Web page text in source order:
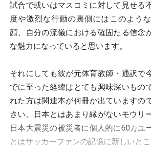
試合で或いはマスコミに対して見せる
度や激烈な行動の裏側にはこのよう
顔、自分の流儀における確固たる信念
な魅力になっていると思います。
それにしても彼が元体育教師・通訳で
でに至った経緯はとても興味深いもの
れた方は関連本が何冊か出ていますの
さい。日本とはあまり縁がないモウリ
日本大震災の被災者に個人的に60万ユ
とはサッカーファンの記憶に新しいとこ